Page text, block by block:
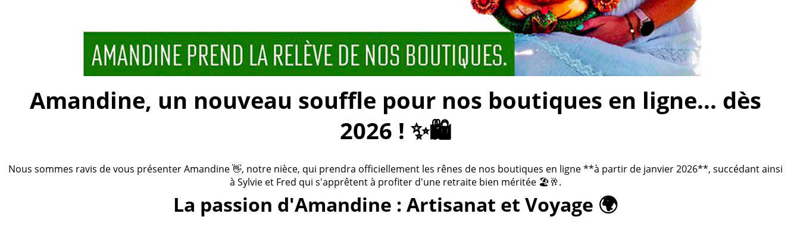
Amandine, un nouveau souffle pour nos boutiques en ligne... dès
2026 ! ✨🛍️
Nous sommes ravis de vous présenter Amandine 👋, notre nièce, qui prendra officiellement les rênes de nos boutiques en ligne **à partir de janvier 2026**, succédant ainsi
à Sylvie et Fred qui s'apprêtent à profiter d'une retraite bien méritée 🏖️🥂.
La passion d'Amandine : Artisanat et Voyage 🌍